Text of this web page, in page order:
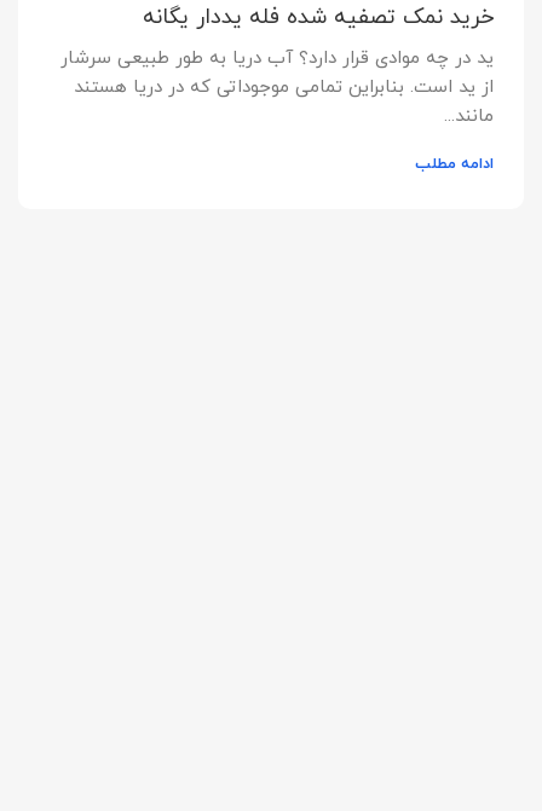
خرید نمک تصفیه شده فله یددار یگانه
ید در چه موادی قرار دارد؟ آب دریا به طور طبیعی سرشار
از ید است. بنابراین تمامی موجوداتی که در دریا هستند
مانند...
ادامه مطلب